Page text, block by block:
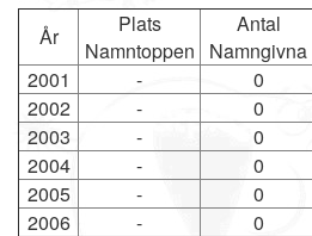
År
Plats
Namntoppen
Antal
Namngivna
2001
-
0
2002
-
0
2003
-
0
2004
-
0
2005
-
0
2006
-
0